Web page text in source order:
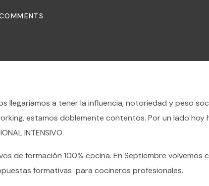
llegaríamos a tener la influencia, notoriedad y peso
estamos doblemente contentos. Por un lado hoy
INTENSIVO.
de formación 100% cocina. En Septiembre volvemos
formativas para cocineros profesionales.